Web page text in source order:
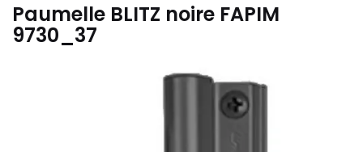
Paumelle BLITZ noire FAPIM
9730_37